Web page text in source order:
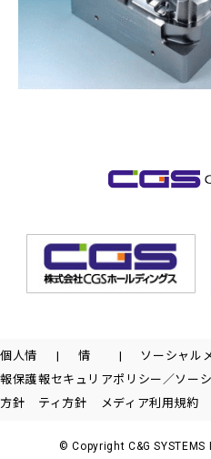
個人情
報保護
方針
情
報セキュリ
ティ方針
ソーシャル
アポリシー／ソー
メディア利用規約
© Copyright C&G